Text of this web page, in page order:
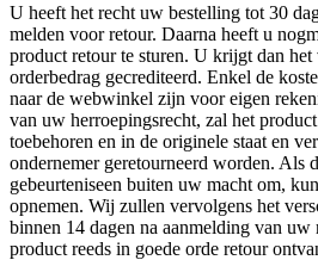
U heeft het recht uw bestelling tot 30
melden voor retour. Daarna heeft u
product retour te sturen. U krijgt dan
orderbedrag gecrediteerd. Enkel de
naar de webwinkel zijn voor eigen
van uw herroepingsrecht, zal het
toebehoren en in de originele staat en
ondernemer geretourneerd worden. Als
gebeurteniseen buiten uw macht om,
opnemen. Wij zullen vervolgens het
binnen 14 dagen na aanmelding van uw
product reeds in goede orde retour